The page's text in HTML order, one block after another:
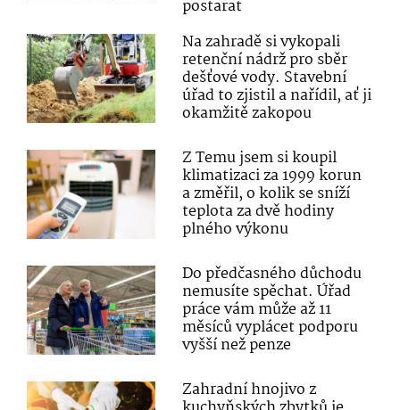
postarat
Na zahradě si vykopali
retenční nádrž pro sběr
dešťové vody. Stavební
úřad to zjistil a nařídil, ať ji
okamžitě zakopou
Z Temu jsem si koupil
klimatizaci za 1999 korun
a změřil, o kolik se sníží
teplota za dvě hodiny
plného výkonu
Do předčasného důchodu
nemusíte spěchat. Úřad
práce vám může až 11
měsíců vyplácet podporu
vyšší než penze
Zahradní hnojivo z